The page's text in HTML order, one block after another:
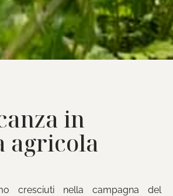
in
agricola
cresciuti nella campagna del